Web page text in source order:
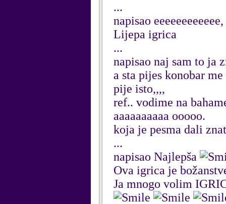
...
napisao
Lijepa igrica
...
napisao naj sam to ja
a sta pijes konobar
pije isto,,,,
ref.. vodime na
aaaaaaaaaa ooooo.
koja je pesma dali
...
napisao Najlepša
Ova igrica je
Ja mnogo volim